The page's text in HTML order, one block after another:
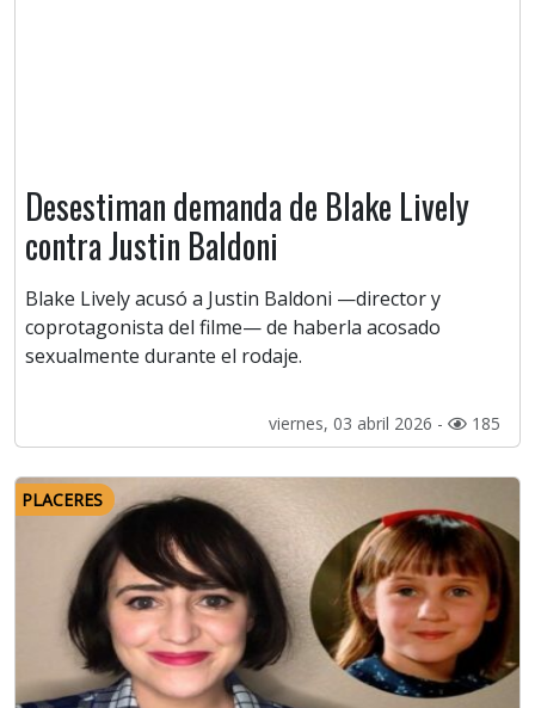
Desestiman demanda de Blake Lively
contra Justin Baldoni
Blake Lively acusó a Justin Baldoni —director y
coprotagonista del filme— de haberla acosado
sexualmente durante el rodaje.
viernes, 03 abril 2026 - 185
PLACERES